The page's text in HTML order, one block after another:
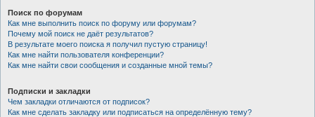
Поиск по форумам
Как мне выполнить поиск по форуму или форумам?
Почему мой поиск не даёт результатов?
В результате моего поиска я получил пустую страницу!
Как мне найти пользователя конференции?
Как мне найти свои сообщения и созданные мной темы?
Подписки и закладки
Чем закладки отличаются от подписок?
Как мне сделать закладку или подписаться на определённую тему?